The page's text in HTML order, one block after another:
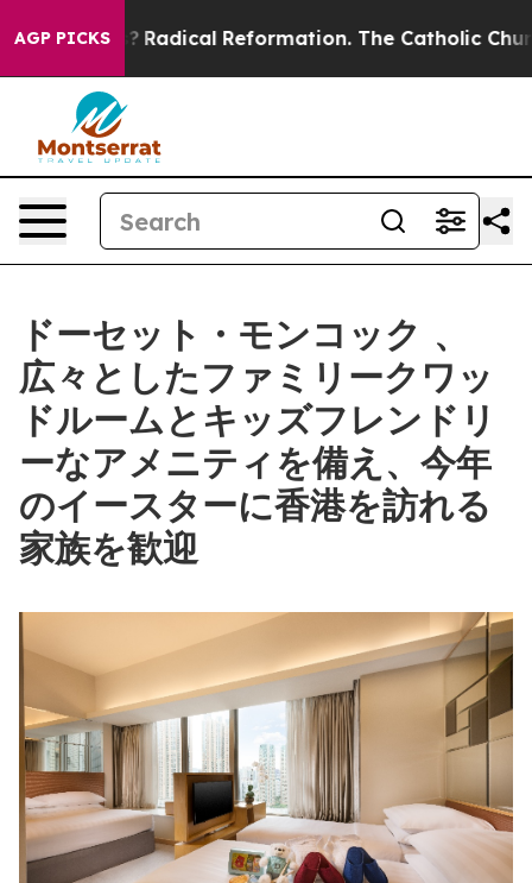
AGP PICKSRadical Reformation. The Catholic Church’s
ドーセット・モンコック 、
広々としたファミリークワッ
ドルームとキッズフレンドリ
ーなアメニティを備え、今年
のイースターに香港を訪れる
家族を歓迎